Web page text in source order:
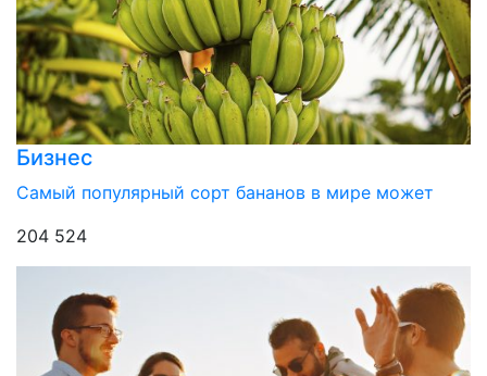
Бизнес
Самый популярный сорт бананов в мире может
204 524